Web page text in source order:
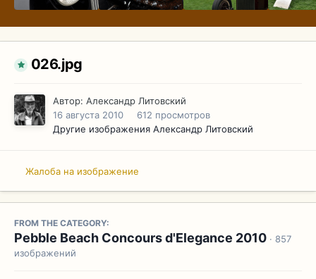
026.jpg
Автор: Александр Литовский
16 августа 2010
612 просмотров
Другие изображения Александр Литовский
Жалоба на изображение
FROM THE CATEGORY:
Pebble Beach Concours d'Elegance 2010 · 857
изображений